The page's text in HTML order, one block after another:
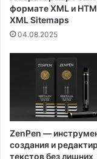
формате XML и
XML Sitemaps
04.08.2025
ZenPen —
создания и
текстов без лишних